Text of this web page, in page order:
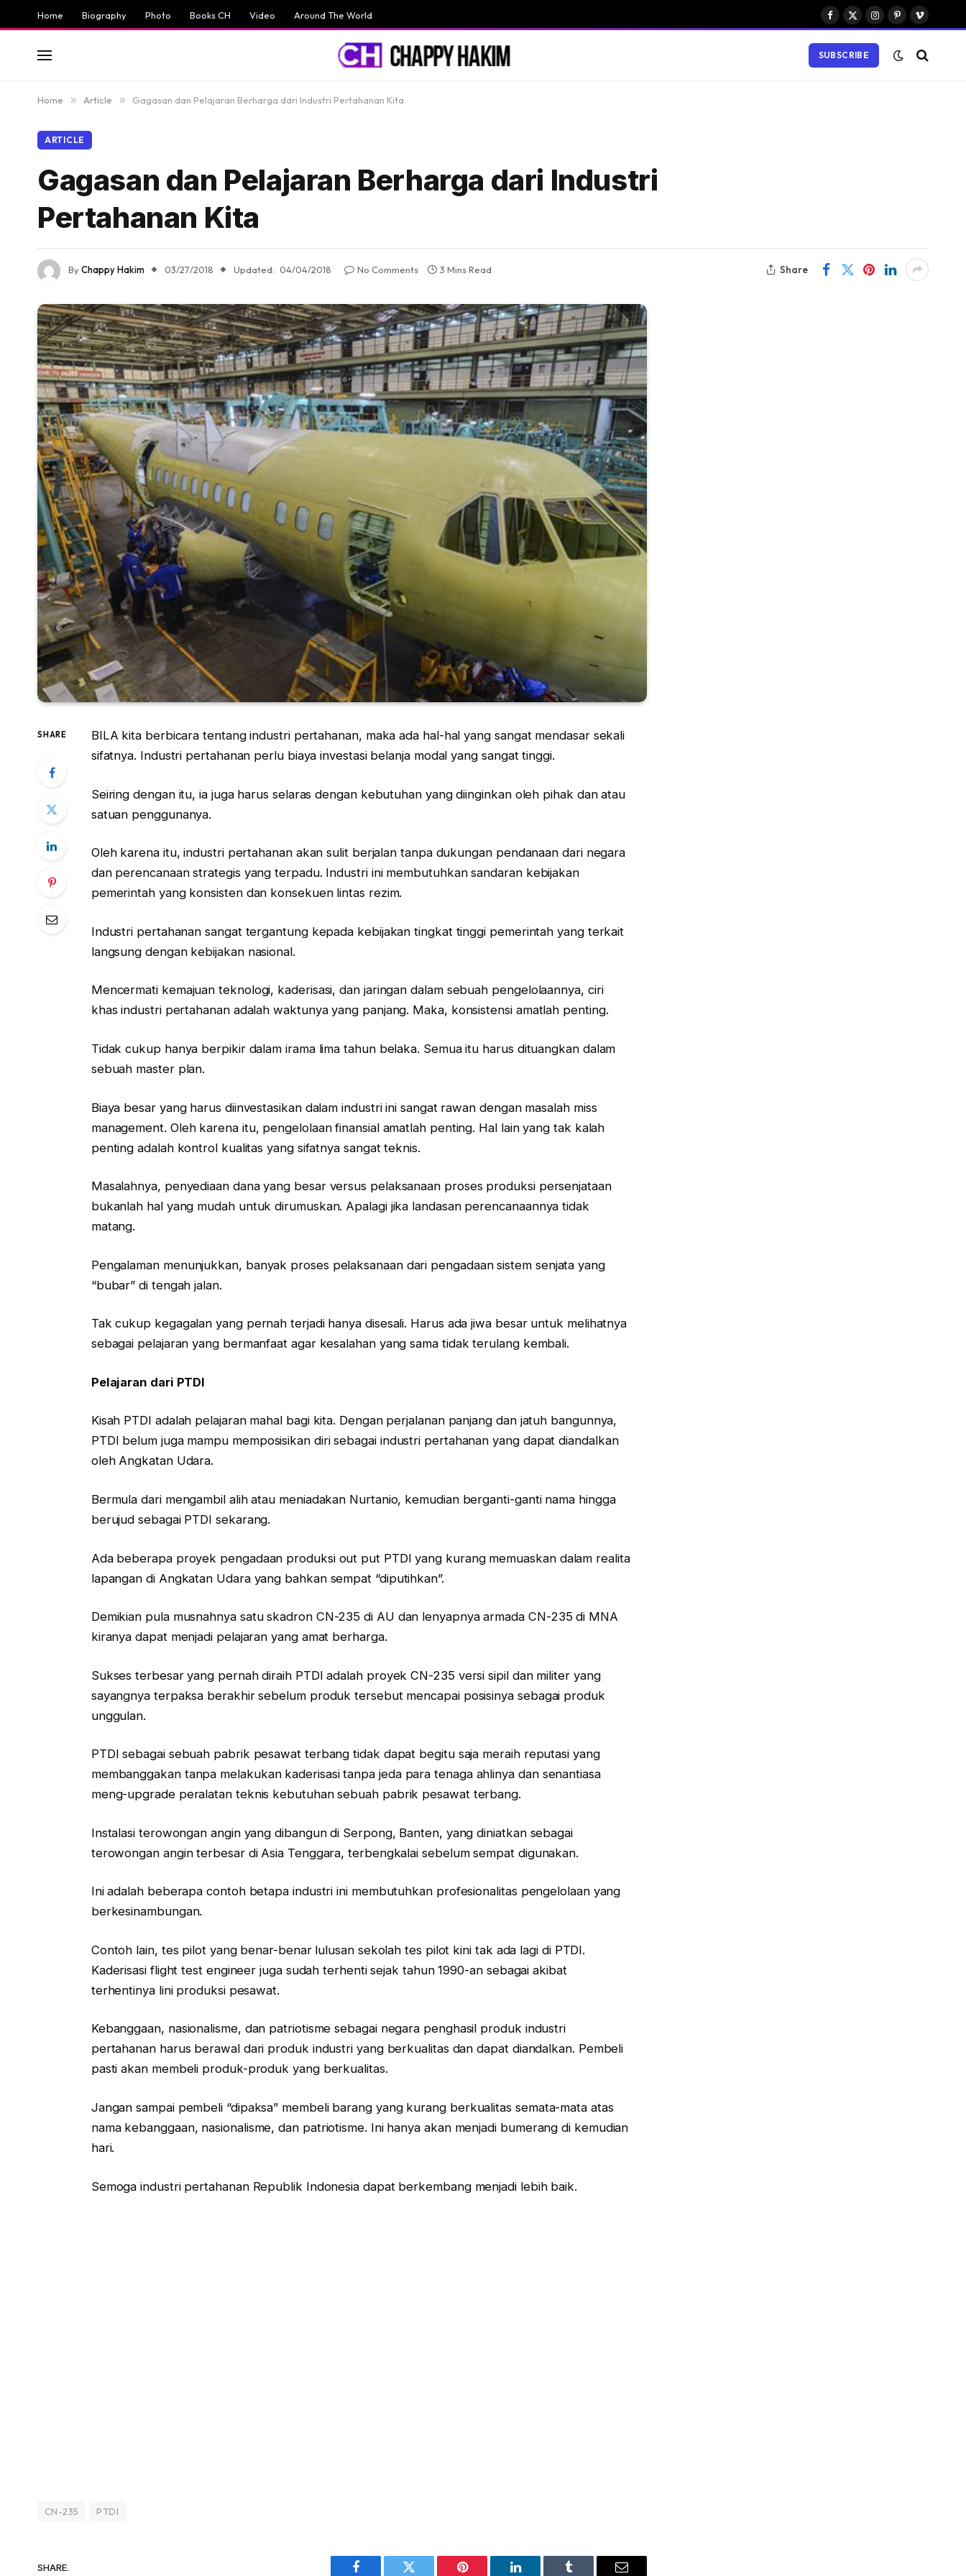
Home Biography Photo Books CH Video Around The World
Facebook
X
Instagram
PinterestVimeo
SUBSCRIBE
Home » Article » Gagasan dan Pelajaran Berharga dari Industri Pertahanan Kita
ARTICLE
Gagasan dan Pelajaran Berharga dari Industri
Pertahanan Kita
ByChappy Hakim 03/27/2018 Updated: 04/04/2018 No Comments 3 Mins Read Share
SHARE
BILA kita berbicara tentang industri pertahanan, maka ada hal-hal yang sangat mendasar sekali
sifatnya. Industri pertahanan perlu biaya investasi belanja modal yang sangat tinggi.
Seiring dengan itu, ia juga harus selaras dengan kebutuhan yang diinginkan oleh pihak dan atau
satuan penggunanya.
Oleh karena itu, industri pertahanan akan sulit berjalan tanpa dukungan pendanaan dari negara
dan perencanaan strategis yang terpadu. Industri ini membutuhkan sandaran kebijakan
pemerintah yang konsisten dan konsekuen lintas rezim.
Industri pertahanan sangat tergantung kepada kebijakan tingkat tinggi pemerintah yang terkait
langsung dengan kebijakan nasional.
Mencermati kemajuan teknologi, kaderisasi, dan jaringan dalam sebuah pengelolaannya, ciri
khas industri pertahanan adalah waktunya yang panjang. Maka, konsistensi amatlah penting.
Tidak cukup hanya berpikir dalam irama lima tahun belaka. Semua itu harus dituangkan dalam
sebuah master plan.
Biaya besar yang harus diinvestasikan dalam industri ini sangat rawan dengan masalah miss
management. Oleh karena itu, pengelolaan finansial amatlah penting. Hal lain yang tak kalah
penting adalah kontrol kualitas yang sifatnya sangat teknis.
Masalahnya, penyediaan dana yang besar versus pelaksanaan proses produksi persenjataan
bukanlah hal yang mudah untuk dirumuskan. Apalagi jika landasan perencanaannya tidak
matang.
Pengalaman menunjukkan, banyak proses pelaksanaan dari pengadaan sistem senjata yang
“bubar” di tengah jalan.
Tak cukup kegagalan yang pernah terjadi hanya disesali. Harus ada jiwa besar untuk melihatnya
sebagai pelajaran yang bermanfaat agar kesalahan yang sama tidak terulang kembali.
Pelajaran dari PTDI
Kisah PTDI adalah pelajaran mahal bagi kita. Dengan perjalanan panjang dan jatuh bangunnya,
PTDI belum juga mampu memposisikan diri sebagai industri pertahanan yang dapat diandalkan
oleh Angkatan Udara.
Bermula dari mengambil alih atau meniadakan Nurtanio, kemudian berganti-ganti nama hingga
berujud sebagai PTDI sekarang.
Ada beberapa proyek pengadaan produksi out put PTDI yang kurang memuaskan dalam realita
lapangan di Angkatan Udara yang bahkan sempat “diputihkan”.
Demikian pula musnahnya satu skadron CN-235 di AU dan lenyapnya armada CN-235 di MNA
kiranya dapat menjadi pelajaran yang amat berharga.
Sukses terbesar yang pernah diraih PTDI adalah proyek CN-235 versi sipil dan militer yang
sayangnya terpaksa berakhir sebelum produk tersebut mencapai posisinya sebagai produk
unggulan.
PTDI sebagai sebuah pabrik pesawat terbang tidak dapat begitu saja meraih reputasi yang
membanggakan tanpa melakukan kaderisasi tanpa jeda para tenaga ahlinya dan senantiasa
meng-upgrade peralatan teknis kebutuhan sebuah pabrik pesawat terbang.
Instalasi terowongan angin yang dibangun di Serpong, Banten, yang diniatkan sebagai
terowongan angin terbesar di Asia Tenggara, terbengkalai sebelum sempat digunakan.
Ini adalah beberapa contoh betapa industri ini membutuhkan profesionalitas pengelolaan yang
berkesinambungan.
Contoh lain, tes pilot yang benar-benar lulusan sekolah tes pilot kini tak ada lagi di PTDI.
Kaderisasi flight test engineer juga sudah terhenti sejak tahun 1990-an sebagai akibat
terhentinya lini produksi pesawat.
Kebanggaan, nasionalisme, dan patriotisme sebagai negara penghasil produk industri
pertahanan harus berawal dari produk industri yang berkualitas dan dapat diandalkan. Pembeli
pasti akan membeli produk-produk yang berkualitas.
Jangan sampai pembeli “dipaksa” membeli barang yang kurang berkualitas semata-mata atas
nama kebanggaan, nasionalisme, dan patriotisme. Ini hanya akan menjadi bumerang di kemudian
hari.
Semoga industri pertahanan Republik Indonesia dapat berkembang menjadi lebih baik.
CN-235 PTDI
SHARE.